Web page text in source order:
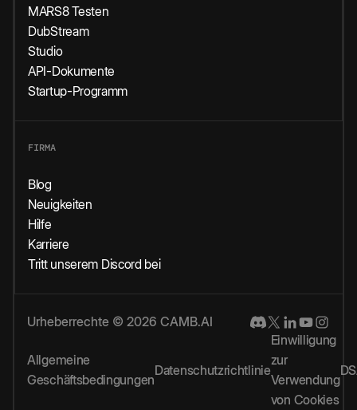
MARS8 Testen
DubStream
Studio
API-Dokumente
Startup-Programm
FIRMA
Blog
Neuigkeiten
Hilfe
Karriere
Tritt unserem Discord bei
Urheberrechte © 2026 CAMB.AI
Allgemeine
Geschäftsbedingungen
Datenschutzrichtlinie
Einwilligung
zur
Verwendung
von Cookies